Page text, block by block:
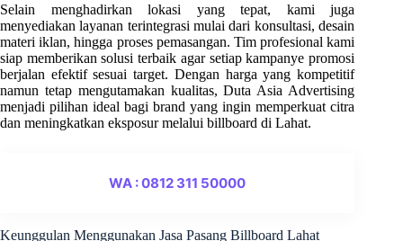
Selain menghadirkan lokasi yang tepat, kami juga
menyediakan layanan terintegrasi mulai dari konsultasi, desain
materi iklan, hingga proses pemasangan. Tim profesional kami
siap memberikan solusi terbaik agar setiap kampanye promosi
berjalan efektif sesuai target. Dengan harga yang kompetitif
namun tetap mengutamakan kualitas, Duta Asia Advertising
menjadi pilihan ideal bagi brand yang ingin memperkuat citra
dan meningkatkan eksposur melalui billboard di Lahat.
WA : 0812 311 50000
Keunggulan Menggunakan Jasa Pasang Billboard Lahat